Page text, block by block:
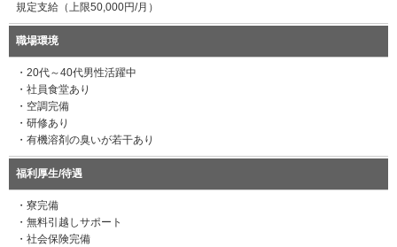
規定支給（上限50,000円/月）
職場環境
・20代～40代男性活躍中
・社員食堂あり
・空調完備
・研修あり
・有機溶剤の臭いが若干あり
福利厚生/待遇
・寮完備
・無料引越しサポート
・社会保険完備